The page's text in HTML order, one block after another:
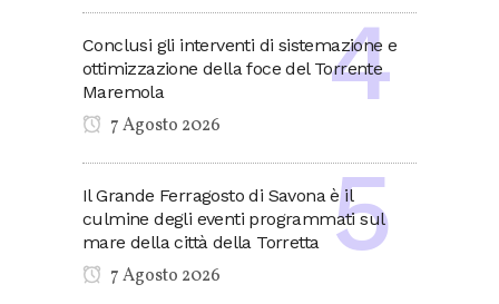
Conclusi gli interventi di sistemazione e
ottimizzazione della foce del Torrente
Maremola
7 Agosto 2026
Il Grande Ferragosto di Savona è il
culmine degli eventi programmati sul
mare della città della Torretta
7 Agosto 2026